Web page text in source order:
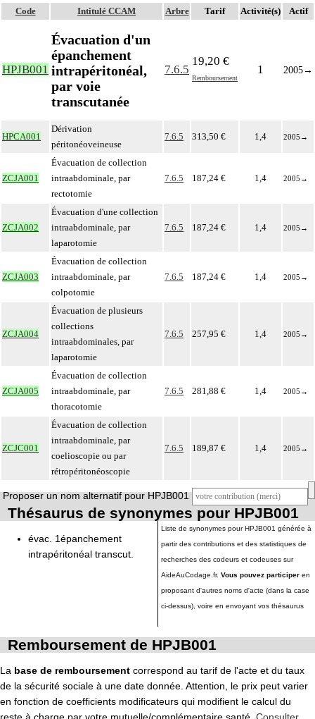
Code Intitulé CCAM Arbre Tarif Activité(s) Actif
HPJB001
Évacuation d'un
épanchement
intrapéritonéal,
par voie
transcutanée
7.6.5
19,20 €
Remboursement
1 2005→
HPCA001
Dérivation
péritonéoveineuse
7.6.5 313,50 € 1,4 2005 →
ZCJA001
Évacuation de collection
intraabdominale, par
rectotomie
7.6.5 187,24 € 1,4 2005 →
ZCJA002
Évacuation d'une collection
intraabdominale, par
laparotomie
7.6.5 187,24 € 1,4 2005 →
ZCJA003
Évacuation de collection
intraabdominale, par
colpotomie
7.6.5 187,24 € 1,4 2005 →
ZCJA004
Évacuation de plusieurs
collections
intraabdominales, par
laparotomie
7.6.5 257,95 € 1,4 2005 →
ZCJA005
Évacuation de collection
intraabdominale, par
thoracotomie
7.6.5 281,88 € 1,4 2005 →
ZCJC001
Évacuation de collection
intraabdominale, par
coelioscopie ou par
rétropéritonéoscopie
7.6.5 189,87 € 1,4 2005 →
Proposer un nom alternatif pour HPJB001
Thésaurus de synonymes pour HPJB001
évac. 1épanchement
intrapéritonéal transcut.
Liste de synonymes pour HPJB001 générée à
partir des contributions et des statistiques de
recherches des codeurs et codeuses sur
AideAuCodage.fr. Vous pouvez participer en
proposant d'autres noms d'acte (dans la case
ci-dessus), voire en envoyant vos thésaurus
Remboursement de HPJB001
La base de remboursement correspond au tarif de l'acte et du taux
de la sécurité sociale à une date donnée. Attention, le prix peut varier
en fonction de coefficients modificateurs qui modifient le calcul du
reste à charge par votre mutuelle/complémentaire santé. Consulter